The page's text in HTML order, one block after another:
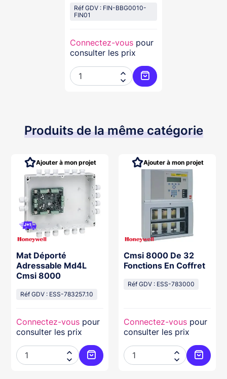
Réf GDV : FIN-BBG0010-
FIN01
Connectez-vous pour
consulter les prix


Ajouter au panier
Produits de la même catégorie
au panier
Mat Déporté
Adressable Md4L
Cmsi 8000
Réf GDV : ESS-783257.10
Connectez-vous pour
consulter les prix


Ajouter au panier
Ajouter à mon projet
Cmsi 8000 De 32
Fonctions En Coffret
Réf GDV : ESS-783000
Connectez-vous pour
consulter les prix


Ajouter à mon projet